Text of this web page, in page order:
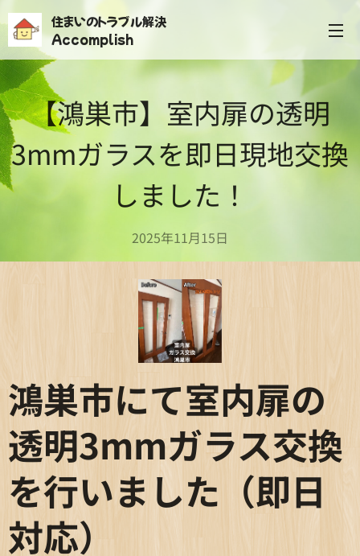
住まいのトラブル解決
Accomplish
【鴻巣市】室内扉の透明
3mmガラスを即日現地交換
しました！
2025年11月15日
鴻巣市にて室内扉の
透明3mmガラス交換
を行いました（即日
対応）